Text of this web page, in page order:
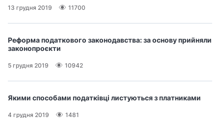
13 грудня 2019 11700
Реформа податкового законодавства: за основу прийняли
законопроєкти
5 грудня 2019 10942
Якими способами податківці листуються з платниками
4 грудня 2019 1481